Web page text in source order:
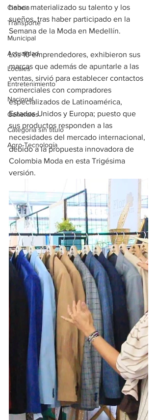
Ciencia
Transporte
Municipal
Actualidad
Locales
Entretenimiento
Nacional
Generales
Categoría sin título
Agro-Tecnología
haber materializado su talento y los
sueños, tras haber participado en la
Semana de la Moda en Medellín.
Los 10 emprendedores, exhibieron sus
marcas que además de apuntarle a las
ventas, sirvió para establecer contactos
comerciales con compradores
especializados de Latinoamérica,
Estados Unidos y Europa; puesto que
sus productos responden a las
necesidades del mercado internacional,
debido a la propuesta innovadora de
Colombia Moda en esta Trigésima
versión.